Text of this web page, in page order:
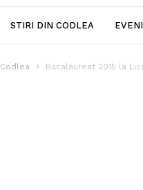
STIRI DIN CODLEA
Codlea Bacalaureat 2015 la